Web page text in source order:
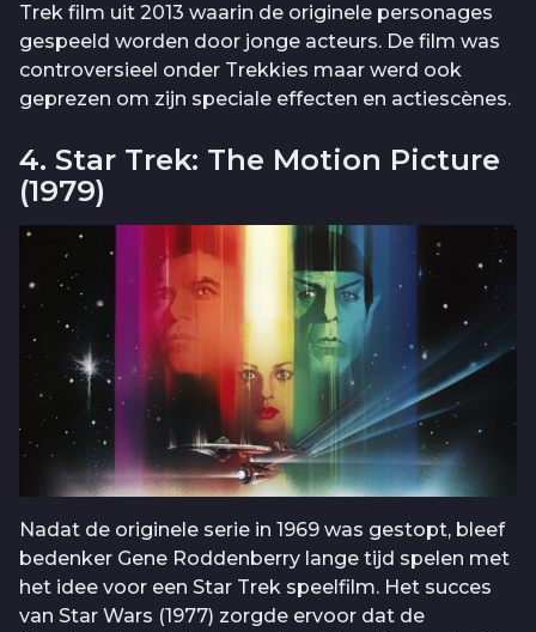
Trek film uit 2013 waarin de originele personages
gespeeld worden door jonge acteurs. De film was
controversieel onder Trekkies maar werd ook
geprezen om zijn speciale effecten en actiescènes.
4. Star Trek: The Motion Picture
(1979)
Nadat de originele serie in 1969 was gestopt, bleef
bedenker Gene Roddenberry lange tijd spelen met
het idee voor een Star Trek speelfilm. Het succes
van Star Wars (1977) zorgde ervoor dat de